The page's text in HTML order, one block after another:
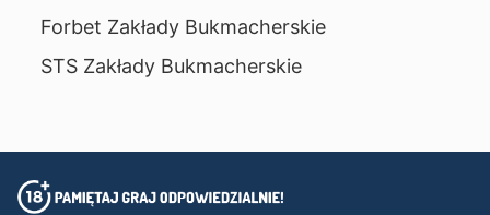
Forbet Zakłady Bukmacherskie
STS Zakłady Bukmacherskie